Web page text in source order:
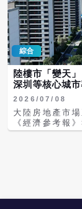
綜合
陸樓市「變天
深圳等核心城
2026/07/08
大陸房地產市
《經濟參考報
中央持續推出
構分化、存量
場活躍程度明